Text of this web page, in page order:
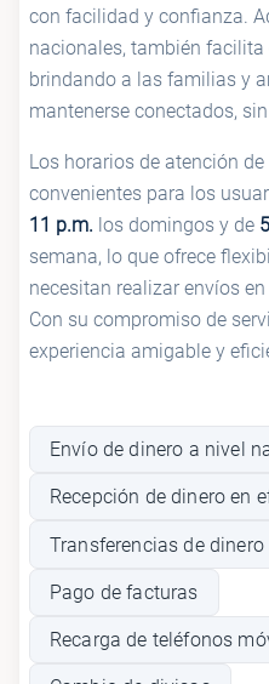
con facilidad y confianza.
nacionales, también
brindando a las familias y
mantenerse conectados,
Los horarios de atención
convenientes para los
11 p.m. los domingos y de
semana, lo que ofrece
necesitan realizar envíos
Con su compromiso de
experiencia amigable y
Envío de dinero a nivel
Recepción de dinero en
Transferencias de
Pago de facturas
Recarga de teléfonos